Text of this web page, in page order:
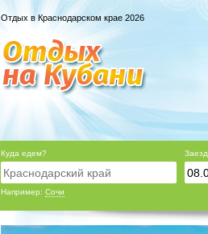
Отдых в Краснодарском крае 2026
Куда едем?
Например: Сочи
Заезд